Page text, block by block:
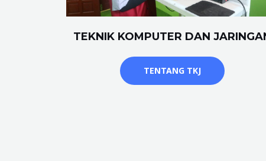
TEKNIK KOMPUTER DAN
TENTANG TKJ